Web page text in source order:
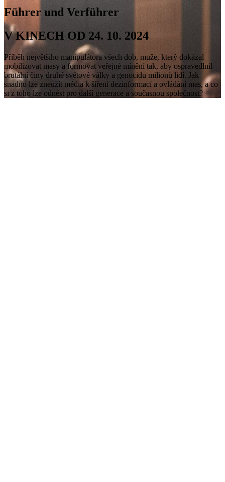
Führer und Verführer
V KINECH OD 24. 10. 2024
Příběh největšího manipulátora všech dob, muže, který dokázal
mobilizovat masy a formovat veřejné mínění tak, aby ospravedlnil
brutální činy druhé světové války a genocidu milionů lidí. Jak
snadno lze zneužít média k šíření dezinformací a ovládání mas, a co
si z toho lze odnést pro další generace a současnou společnost?